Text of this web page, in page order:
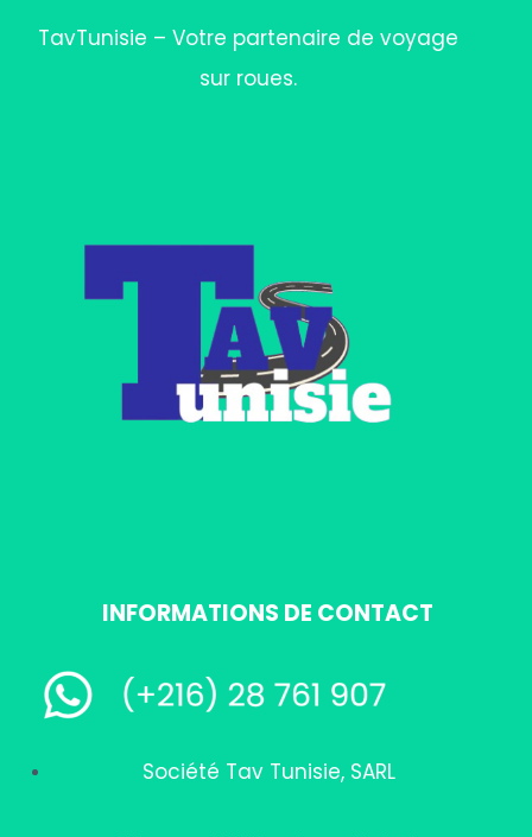
TavTunisie – Votre partenaire de voyage
sur roues.
INFORMATIONS DE CONTACT
Société Tav Tunisie, SARL